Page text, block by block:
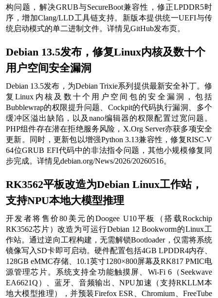
构问题，解决GRUB与SecureBoot兼容性，修正LPDDR5时
序，增加Clang/LLD工具链支持。新版本提供统一UEFI与传
统启动模式的单二进制文件。详情见GitHub发布页。
Debian 13.5发布，修复Linux内核及数十个
用户空间安全漏洞
Debian 13.5发布，为Debian Trixie系列提供最新安全补丁。修
复Linux内核及数十个用户空间包的安全漏洞，包括
Bubblewrap的权限提升问题、Cockpit的代码执行漏洞、多个
缓冲区溢出缺陷，以及nano编辑器的权限配置过宽问题。
PHP组件存在潜在拒绝服务风险，X.Org Server亦获多项安全
更新。同时，更新包以增强Python 3.13兼容性，修复RISC-V
64位GRUB EFI代码中的非法指令问题，其他小规模修复同
步完成。详情见debian.org/News/2026/20260516。
RK3562平板改造为Debian Linux工作站，
支持NPU本地大模型推理
开发者将售价80美元的Doogee U10平板（搭载Rockchip
RK3562芯片）改造为可运行Debian 12 Bookworm的Linux工
作站。通过逆向工程构建，无需解锁Bootloader，仅需将系统
镜像写入SD卡即可启动。硬件配置包括4GB LPDDR4内存、
128GB eMMC存储、10.1英寸1280×800屏幕及RK817 PMIC电
源管理芯片。系统支持全功能触摸屏、Wi-Fi 6（Seekwave
EA6621Q）、蓝牙、音频输出、NPU加速（支持RKLLM本
地大模型推理），并预装Firefox ESR、Chromium、FreeTube